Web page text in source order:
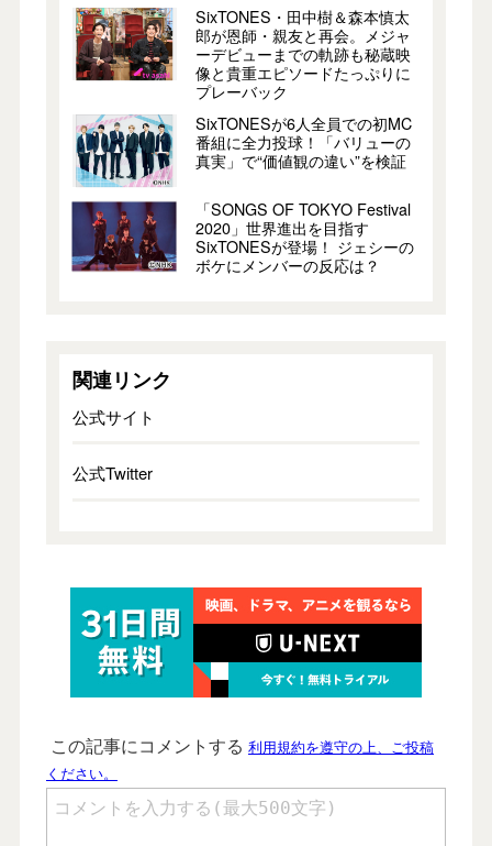
SixTONES・田中樹＆森本慎太
郎が恩師・親友と再会。メジャ
ーデビューまでの軌跡も秘蔵映
像と貴重エピソードたっぷりに
プレーバック
SixTONESが6人全員での初MC
番組に全力投球！「バリューの
真実」で“価値観の違い”を検証
「SONGS OF TOKYO Festival
2020」世界進出を目指す
SixTONESが登場！ ジェシーの
ボケにメンバーの反応は？
関連リンク
公式サイト
公式Twitter